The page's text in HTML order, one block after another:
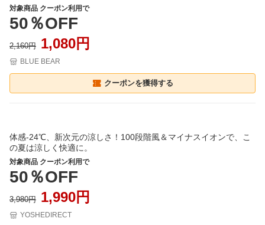
対象商品 クーポン利用で
50％OFF
2,160円 1,080円
BLUE BEAR
クーポンを獲得する
体感-24℃、新次元の涼しさ！100段階風＆マイナスイオンで、こ
の夏は涼しく快適に。
対象商品 クーポン利用で
50％OFF
3,980円 1,990円
YOSHEDIRECT